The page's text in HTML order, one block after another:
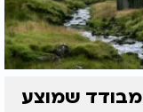
שמוצע